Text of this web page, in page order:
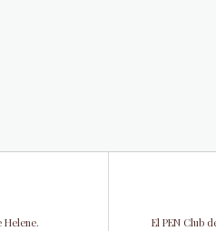
Helene. El PEN Club